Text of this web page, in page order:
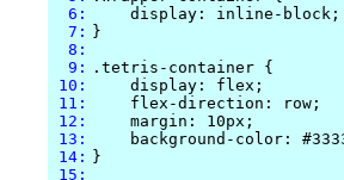
  6:
  7:
  8:
  9:
10:
11:
12:
13:
14:
15:
    display: inline-block;
}
.tetris-container {
    display: flex;
    flex-direction: row;
    margin: 10px;
background-color:
}